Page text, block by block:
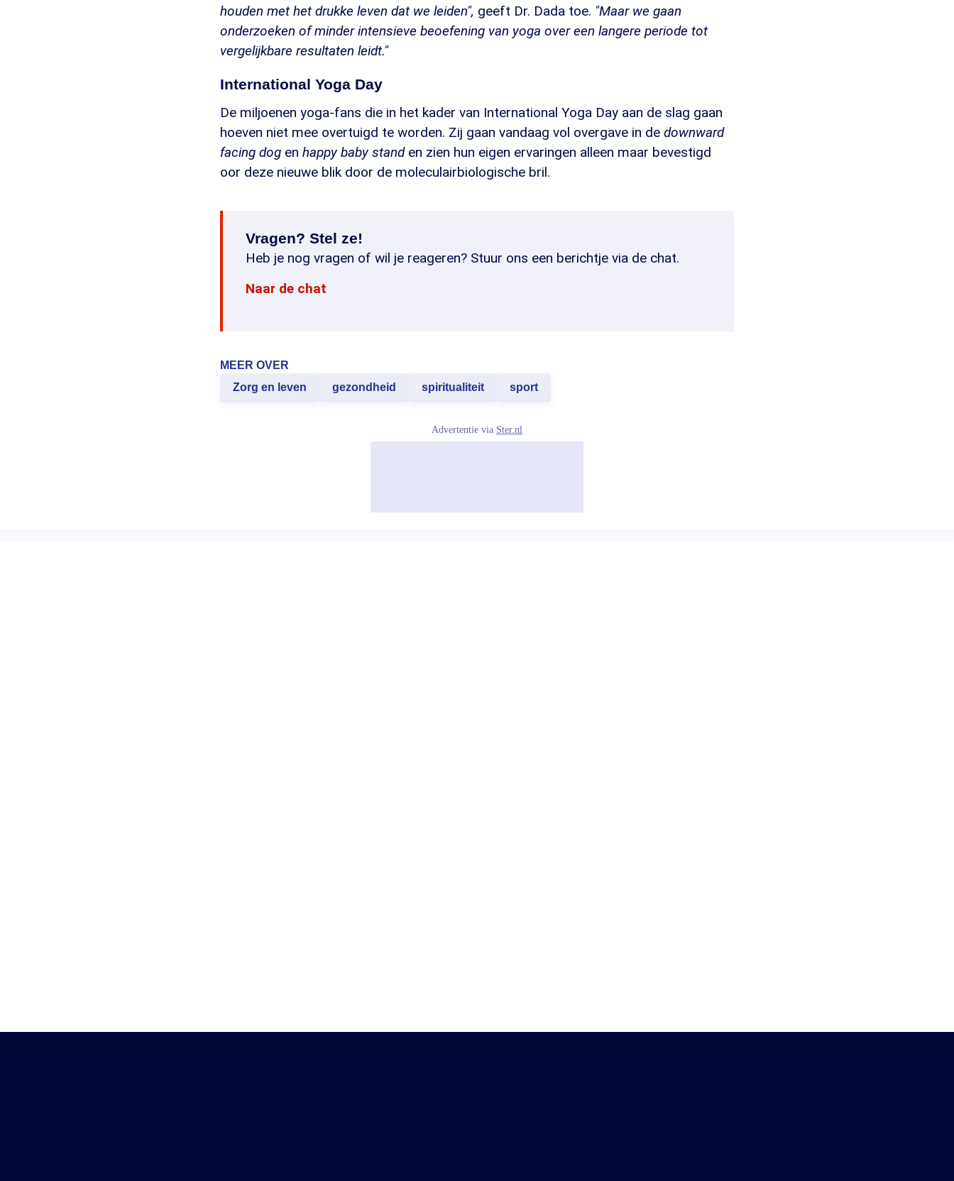
houden met het drukke leven dat we leiden", geeft Dr. Dada toe. "Maar we gaan
onderzoeken of minder intensieve beoefening van yoga over een langere periode tot
vergelijkbare resultaten leidt."
International Yoga Day
De miljoenen yoga-fans die in het kader van International Yoga Day aan de slag gaan
hoeven niet mee overtuigd te worden. Zij gaan vandaag vol overgave in de downward
facing dog en happy baby standen zien hun eigen ervaringen alleen maar bevestigd
oor deze nieuwe blik door de moleculairbiologische bril.
Vragen? Stel ze!
Heb je nog vragen of wil je reageren? Stuur ons een berichtje via de chat.
Naar de chat
MEER OVER
Zorg en leven
gezondheid spiritualiteit sport
Advertentie via Ster.nl